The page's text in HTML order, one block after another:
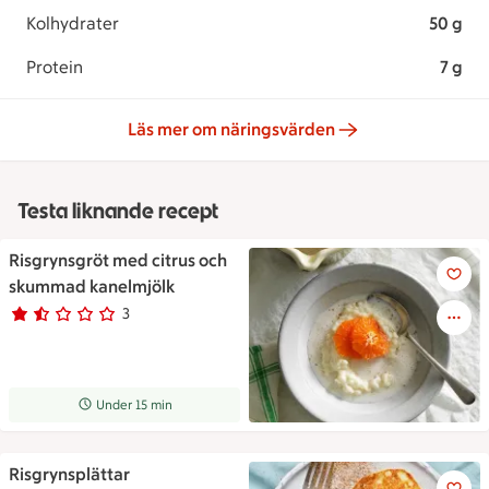
Kolhydrater 50 g
Protein 7 g
Läs mer om näringsvärden
Testa liknande recept
Risgrynsgröt med citrus och
skummad kanelmjölk
Betyg 1.7 av 5. 3
3 personer har röstat
Receptet tar Under 15 min att tillaga
Under 15 min
Risgrynsgröt med citrus och
Risgrynsplättar
Risgrynsplättar